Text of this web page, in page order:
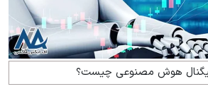
هوش مصنوعی چیست؟